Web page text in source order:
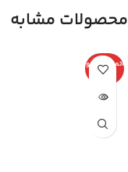
محصولات مشابه
اتمام موجو
دی